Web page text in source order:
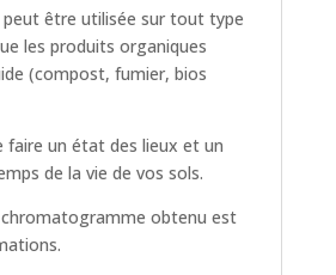
peut être utilisée sur tout type
les produits organiques
(compost, fumier, bios
faire un état des lieux et un
de la vie de vos sols.
chromatogramme obtenu est